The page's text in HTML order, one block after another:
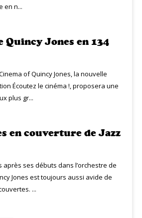
en n...
Quincy Jones en 134
of Quincy Jones, la nouvelle
Écoutez le cinéma !, proposera une
plus gr...
en couverture de Jazz
après ses débuts dans l’orchestre de
Jones est toujours aussi avide de
...